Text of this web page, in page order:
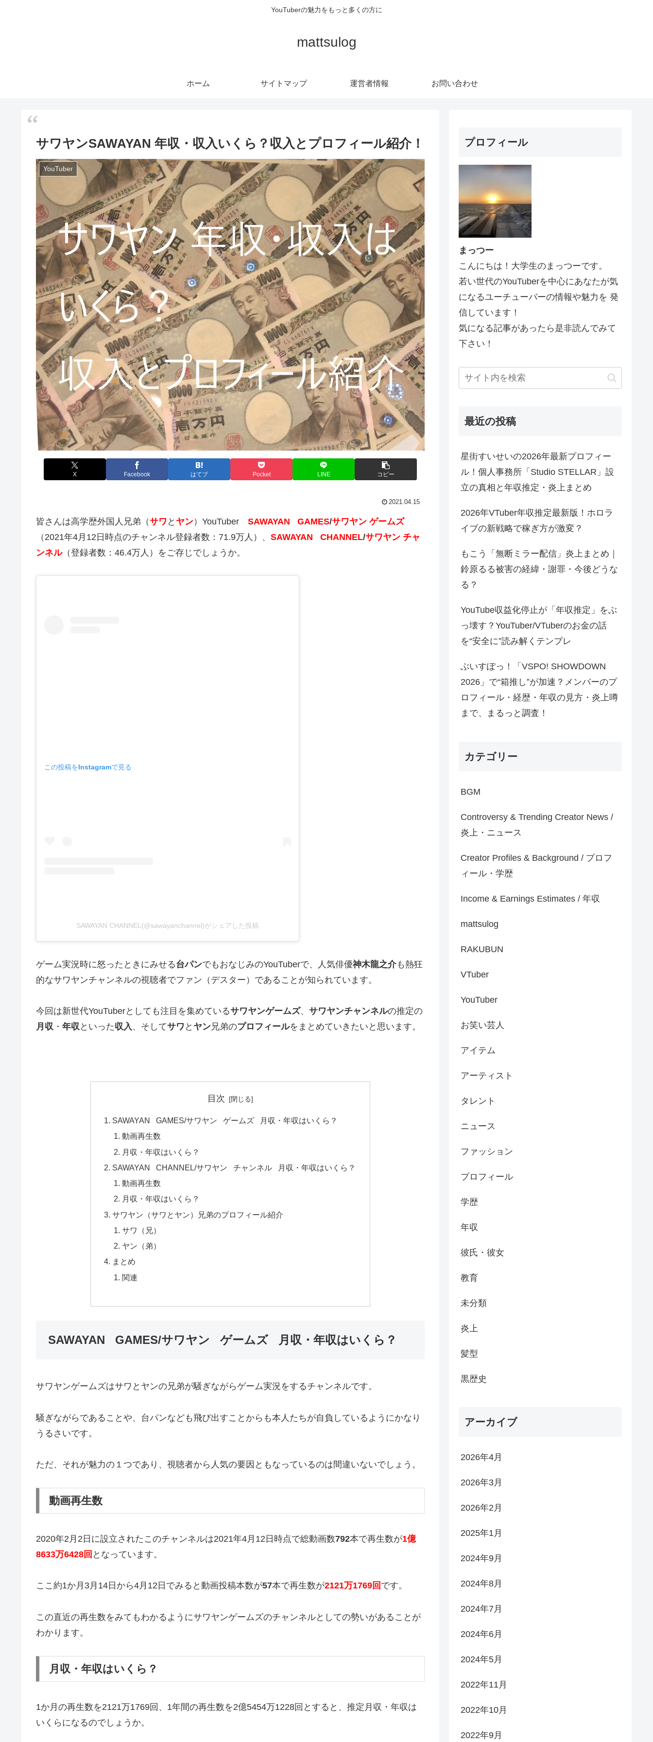
YouTuberの魅力をもっと多くの方に
mattsulog
ホーム サイトマップ 運営者情報 お問い合わせ
サワヤンSAWAYAN 年収・収入いくら？収入とプロフィール紹介！
YouTuber
X Facebook はてブ Pocket LINE コピー
2021.04.15
皆さんは高学歴外国人兄弟（サワ と ヤン）YouTuber SAWAYAN GAMES/サワヤン ゲームズ
（2021年4月12日時点のチャンネル登録者数：71.9万人）、 SAWAYAN CHANNEL/サワヤン チャ
ンネル（登録者数：46.4万人）をご存じでしょうか。
この投稿をInstagramで見る
SAWAYAN CHANNEL(@sawayanchannel)がシェアした投稿
ゲーム実況時に怒ったときにみせる台パンでもおなじみのYouTuberで、人気俳優神木龍之介も熱狂
的なサワヤンチャンネルの視聴者でファン（デスター）であることが知られています。
今回は新世代YouTuberとしても注目を集めているサワヤンゲームズ、 サワヤンチャンネルの推定の
月収 ・ 年収といった収入、そしてサワ と ヤン兄弟のプロフィールをまとめていきたいと思います。
目次
SAWAYAN GAMES/サワヤン ゲームズ 月収・年収はいくら？
動画再生数
月収・年収はいくら？
SAWAYAN CHANNEL/サワヤン チャンネル 月収・年収はいくら？
動画再生数
月収・年収はいくら？
サワヤン（サワとヤン）兄弟のプロフィール紹介
サワ（兄）
ヤン（弟）
まとめ
関連
SAWAYAN GAMES/サワヤン ゲームズ 月収・年収はいくら？
サワヤンゲームズはサワとヤンの兄弟が騒ぎながらゲーム実況をするチャンネルです。
騒ぎながらであることや、台パンなども飛び出すことからも本人たちが自負しているようにかなり
うるさいです。
ただ、それが魅力の１つであり、視聴者から人気の要因ともなっているのは間違いないでしょう。
動画再生数
2020年2月2日に設立されたこのチャンネルは2021年4月12日時点で総動画数792本で再生数が1億
8633万6428回 となっています。
ここ約1か月3月14日から4月12日でみると動画投稿本数が57本で再生数が2121万1769回 です。
この直近の再生数をみてもわかるようにサワヤンゲームズのチャンネルとしての勢いがあることが
わかります。
月収・年収はいくら？
1か月の再生数を2121万1769回、1年間の再生数を2億5454万1228回とすると、推定月収・年収は
いくらになるのでしょうか。
プロフィール
まっつー
こんにちは！大学生のまっつーです。
若い世代のYouTuberを中心にあなたが気
になるユーチューバーの情報や魅力を 発
信しています！
気になる記事があったら是非読んでみて
下さい！
最近の投稿
星街すいせいの2026年最新プロフィー
ル！個人事務所「Studio STELLAR」設
立の真相と年収推定・炎上まとめ
2026年VTuber年収推定最新版！ホロラ
イブの新戦略で稼ぎ方が激変？
もこう「無断ミラー配信」炎上まとめ｜
鈴原るる被害の経緯・謝罪・今後どうな
る？
YouTube収益化停止が「年収推定」をぶ
っ壊す？YouTuber/VTuberのお金の話
を“安全に”読み解くテンプレ
ぶいすぽっ！「VSPO! SHOWDOWN
2026」で“箱推し”が加速？メンバーのプ
ロフィール・経歴・年収の見方・炎上噂
まで、まるっと調査！
カテゴリー
BGM
Controversy & Trending Creator News /
炎上・ニュース
Creator Profiles & Background / プロフ
ィール・学歴
Income & Earnings Estimates / 年収
mattsulog
RAKUBUN
VTuber
YouTuber
お笑い芸人
アイテム
アーティスト
タレント
ニュース
ファッション
プロフィール
学歴
年収
彼氏・彼女
教育
未分類
炎上
髪型
黒歴史
アーカイブ
2026年4月
2026年3月
2026年2月
2025年1月
2024年9月
2024年8月
2024年7月
2024年6月
2024年5月
2022年11月
2022年10月
2022年9月